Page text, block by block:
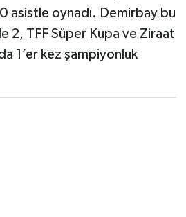
asistle oynadı. Demirbay bu
2, TFF Süper Kupa ve Ziraat
1’er kez şampiyonluk